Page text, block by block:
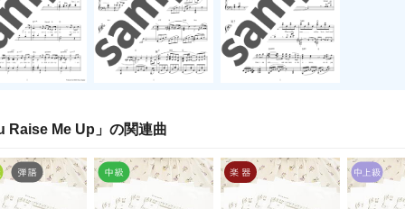
Raise Me Up 」の関連曲